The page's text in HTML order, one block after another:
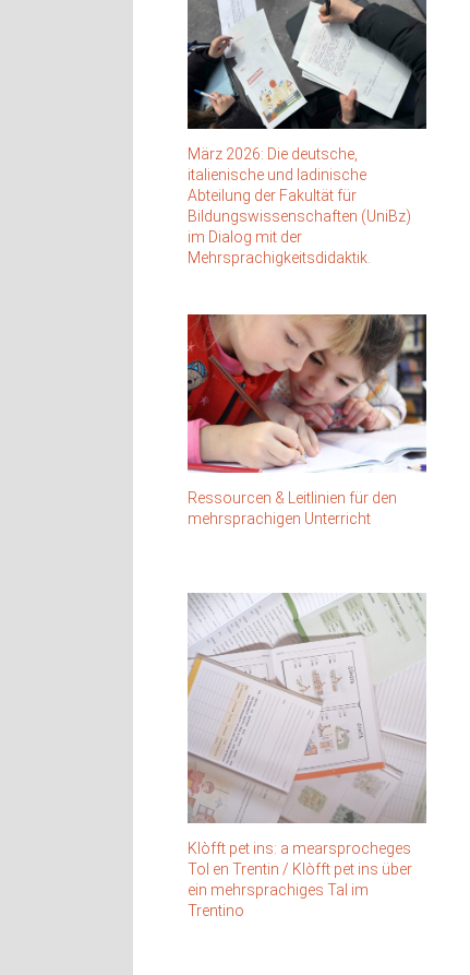
März 2026: Die deutsche,
italienische und ladinische
Abteilung der Fakultät für
Bildungswissenschaften (UniBz)
im Dialog mit der
Mehrsprachigkeitsdidaktik.
Ressourcen & Leitlinien für den
mehrsprachigen Unterricht
Klòfft pet ins: a mearsprocheges
Tol en Trentin / Klòfft pet ins über
ein mehrsprachiges Tal im
Trentino